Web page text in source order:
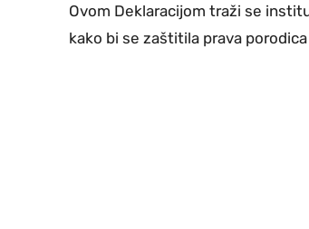
Ovom Deklaracijom traži se
kako bi se zaštitila prava